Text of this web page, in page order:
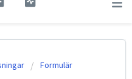
Formulär